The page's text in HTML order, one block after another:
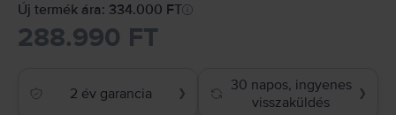
Új termék ára: 334.000 FT
288.990 FT
2 év garancia ❯
30 napos, ingyenes
visszaküldés
❯